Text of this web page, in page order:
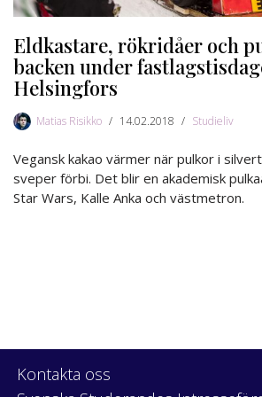
Eldkastare, rökridåer och
backen under
Helsingfors
Matias Risikko 14.02.2018 Studieliv
Vegansk kakao värmer när pulkor i
sveper förbi. Det blir en akademisk
Star Wars, Kalle Anka och västmetron.
Kontakta oss